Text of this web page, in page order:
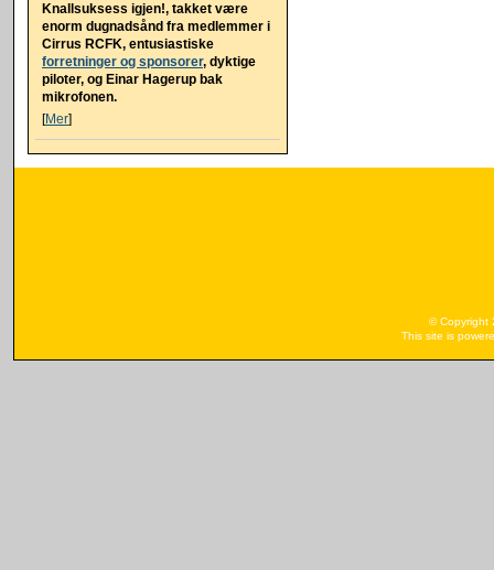
Knallsuksess igjen!, takket være
enorm dugnadsånd fra medlemmer i
Cirrus RCFK, entusiastiske
forretninger og sponsorer, dyktige
piloter, og Einar Hagerup bak
mikrofonen.
[Mer]
© Copyright
This site is